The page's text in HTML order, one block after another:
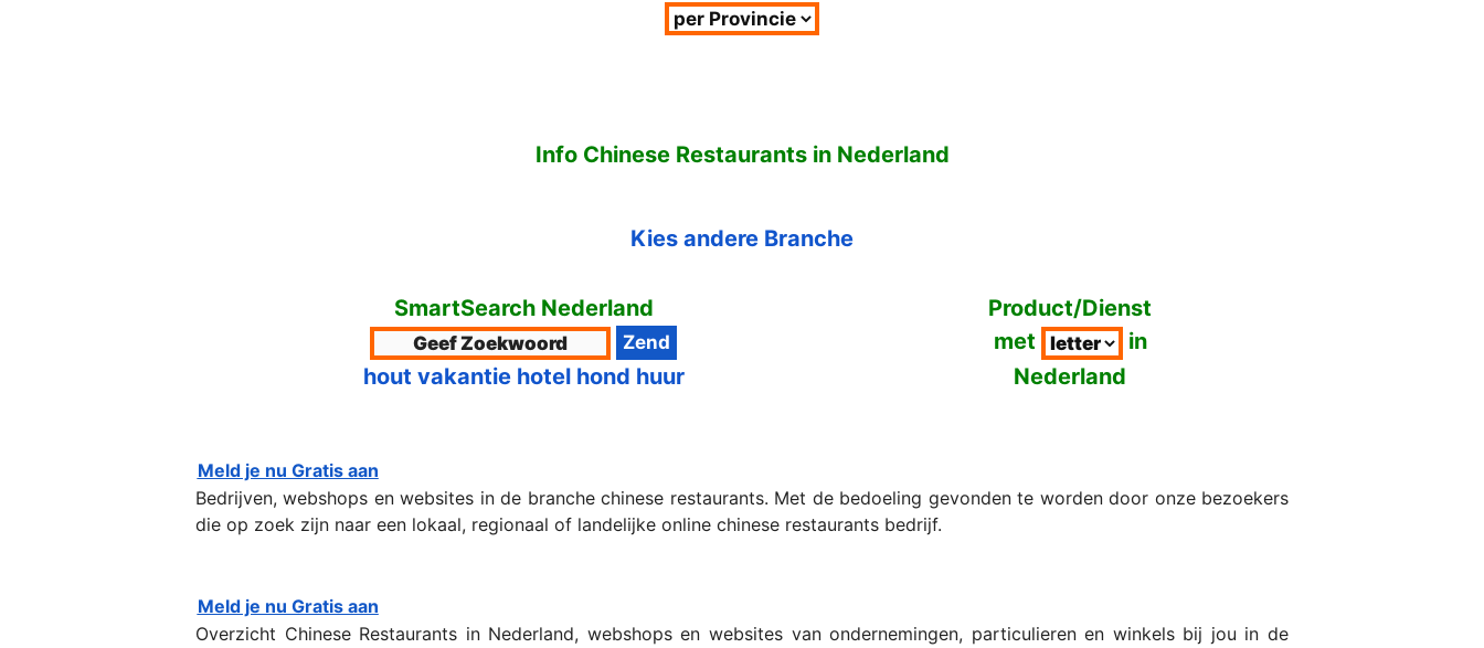
Info Chinese Restaurants in Nederland
Kies andere Branche
SmartSearch Nederland
hout vakantie hotel hond huur
Product/Dienst
met
in
Nederland
Meld je nu Gratis aan
Bedrijven, webshops en websites in de branche chinese restaurants. Met de bedoeling gevonden te worden door onze bezoekers
die op zoek zijn naar een lokaal, regionaal of landelijke online chinese restaurants bedrijf.
Meld je nu Gratis aan
Overzicht Chinese Restaurants in Nederland, webshops en websites van ondernemingen, particulieren en winkels bij jou in de